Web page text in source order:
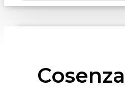
Cosenza